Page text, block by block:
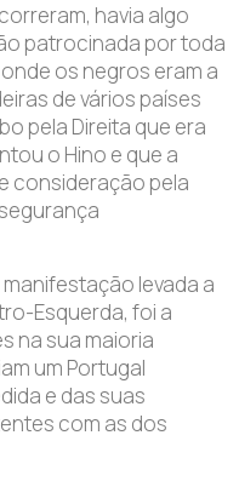
havia algo
patrocinada por toda
os negros eram a
de vários países
pela Direita que era
o Hino e que a
consideração pela
levada a
Esquerda, foi a
na sua maioria
um Portugal
e das suas
com as dos